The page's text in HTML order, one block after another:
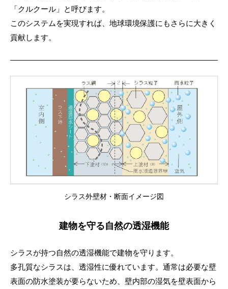
「クルクール」と呼びます。
このシステムを実現すれば、地球環境保護にもさらに大きく
貢献します。
シラス外壁材・断面イメージ図
建物を守る自然の透湿機能
シラスが持つ自然の透湿機能で建物を守ります。
多孔質なシラスは、透湿性に優れています。通常は必要な壁
表面の防水塗装が要らないため、壁内部の湿気を壁表面から